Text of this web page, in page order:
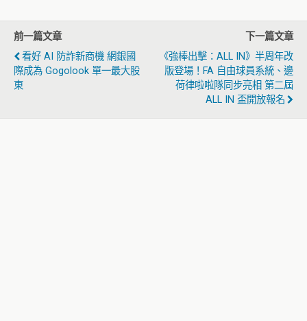
前一篇文章
看好 AI 防詐新商機 網銀國
際成為 Gogolook 單一最大股
東
下一篇文章
《強棒出擊：ALL IN》半周年改
版登場！FA 自由球員系統、邊
荷律啦啦隊同步亮相 第二屆
ALL IN 盃開放報名